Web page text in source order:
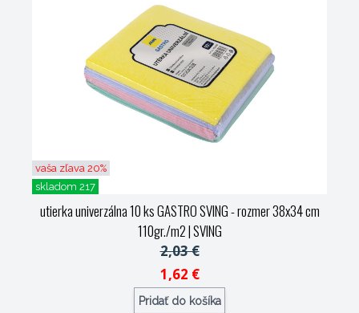
vaša zľava 20%
skladom 217
utierka univerzálna 10 ks GASTRO SVING - rozmer 38x34 cm
110gr./m2| SVING
2,03 €
1,62 €
Pridať do košíka